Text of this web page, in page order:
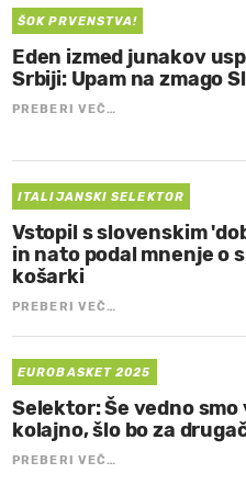
ŠOK PRVENSTVA!
Eden izmed junakov
Srbiji: Upam na zmago
PREBERI VEČ…
ITALIJANSKI SELEKTOR
Vstopil s slovenskim
in nato podal mnenje o
košarki
PREBERI VEČ…
EUROBASKET 2025
Selektor: Še vedno smo
kolajno, šlo bo za
PREBERI VEČ…